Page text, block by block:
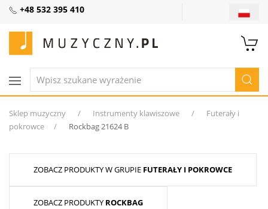
+48 532 395 410
Sklep muzyczny Instrumenty klawiszowe
Futerały i
pokrowce
Rockbag 21624 B
ZOBACZ PRODUKTY W GRUPIE FUTERAŁY I POKROWCE
ZOBACZ PRODUKTY ROCKBAG